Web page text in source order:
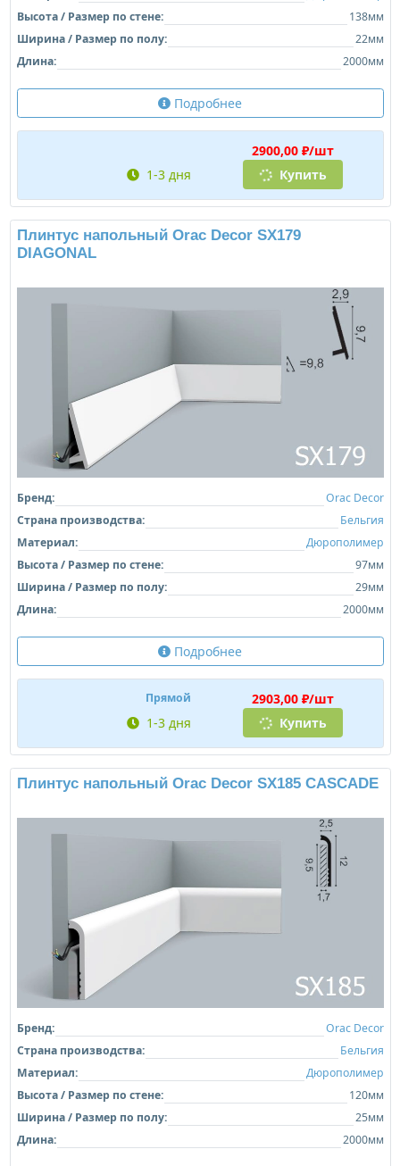
Высота / Размер по стене:
138мм
Ширина / Размер по полу:
22мм
Длина:
2000мм
Подробнее
2900,00 ₽/шт
1-3 дня
Купить
Плинтус напольный Orac Decor SX179
DIAGONAL
Бренд:
Orac Decor
Страна производства:
Бельгия
Материал:
Дюрополимер
Высота / Размер по стене:
97мм
Ширина / Размер по полу:
29мм
Длина:
2000мм
Подробнее
Прямой
2903,00 ₽/шт
1-3 дня
Купить
Плинтус напольный Orac Decor SX185 CASCADE
Бренд:
Orac Decor
Страна производства:
Бельгия
Материал:
Дюрополимер
Высота / Размер по стене:
120мм
Ширина / Размер по полу:
25мм
Длина:
2000мм